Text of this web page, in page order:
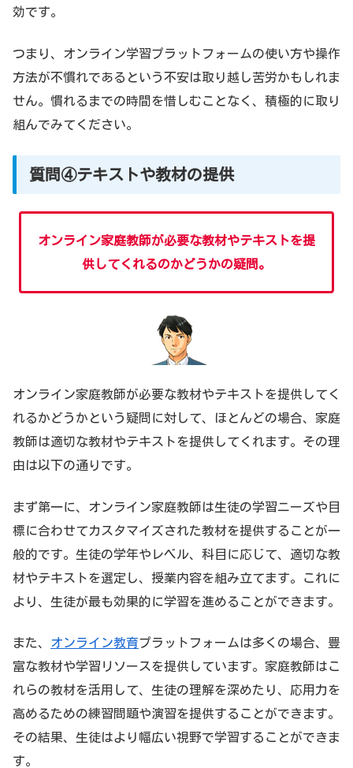
効です。
つまり、オンライン学習プラットフォームの使い方や操作
方法が不慣れであるという不安は取り越し苦労かもしれま
せん。慣れるまでの時間を惜しむことなく、積極的に取り
組んでみてください。
質問④テキストや教材の提供
オンライン家庭教師が必要な教材やテキストを提
供してくれるのかどうかの疑問。
オンライン家庭教師が必要な教材やテキストを提供してく
れるかどうかという疑問に対して、ほとんどの場合、家庭
教師は適切な教材やテキストを提供してくれます。その理
由は以下の通りです。
まず第一に、オンライン家庭教師は生徒の学習ニーズや目
標に合わせてカスタマイズされた教材を提供することが一
般的です。生徒の学年やレベル、科目に応じて、適切な教
材やテキストを選定し、授業内容を組み立てます。これに
より、生徒が最も効果的に学習を進めることができます。
また、 オンライン教育プラットフォームは多くの場合、豊
富な教材や学習リソースを提供しています。家庭教師はこ
れらの教材を活用して、生徒の理解を深めたり、応用力を
高めるための練習問題や演習を提供することができます。
その結果、生徒はより幅広い視野で学習することができま
す。